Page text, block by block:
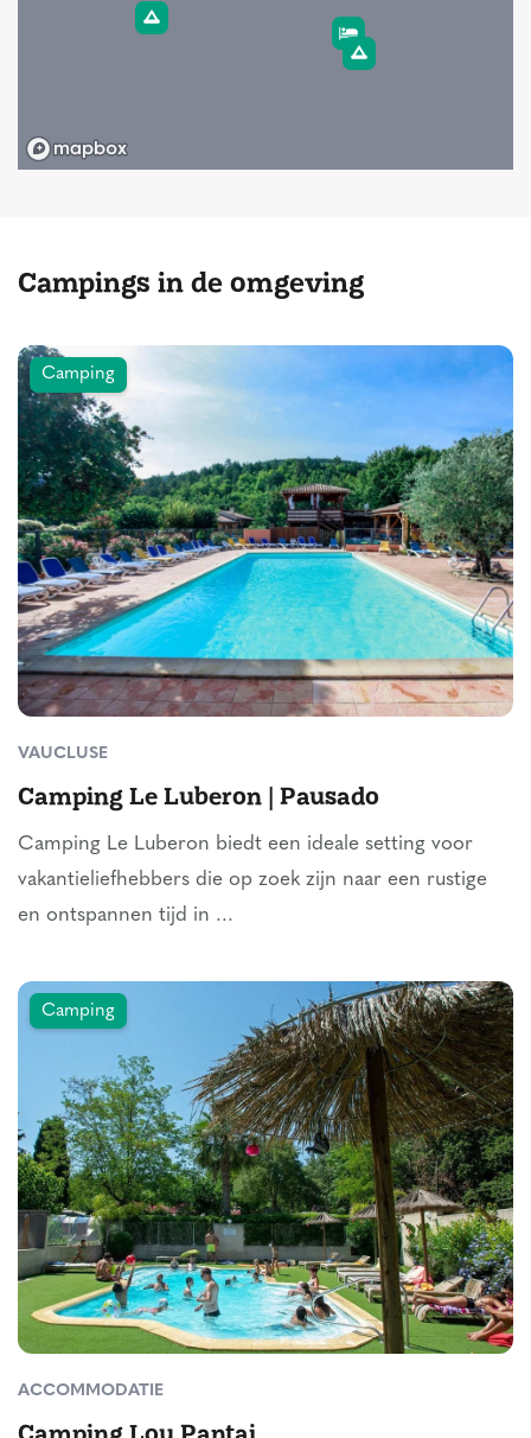
Campings in de omgeving
Camping
VAUCLUSE
Camping Le Luberon | Pausado
Camping Le Luberon biedt een ideale setting voor
vakantieliefhebbers die op zoek zijn naar een rustige
en ontspannen tijd in ...
Camping
ACCOMMODATIE